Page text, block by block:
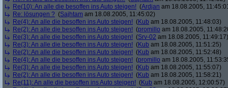
Re(10): An alle die besoffen ins Auto steigen! (Ardjan am 18.08.2005,
Re: lösungen ? (Sajhtam am 18.08.2005, 11:45:02)
Re(4): An alle die besoffen ins Auto steigen! (Kub am 18.08.2005, 11:48:03)
Re(2): An alle die besoffen ins Auto steigen! (promillo am 18.08.2005,
Re(3): An alle die besoffen ins Auto steigen! (Srv-02 am 18.08.2005, 11:49:17)
Re(3): An alle die besoffen ins Auto steigen! (Kub am 18.08.2005, 11:51:25)
Re(2): An alle die besoffen ins Auto steigen! (Kub am 18.08.2005, 11:52:48)
Re(4): An alle die besoffen ins Auto steigen! (promillo am 18.08.2005,
Re(3): An alle die besoffen ins Auto steigen! (Kub am 18.08.2005, 11:55:07)
Re(2): An alle die besoffen ins Auto steigen! (Kub am 18.08.2005, 11:58:21)
Re(11): An alle die besoffen ins Auto steigen! (Kub am 18.08.2005, 12:00:57)